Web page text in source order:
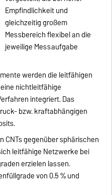
Empfindlichkeit und
gleichzeitig großem
Messbereich flexibel an die
jeweilige Messaufgabe
werden die leitfähigen
nichtleitfähige
integriert. Das
bzw. kraftabhängigen
CNTs gegenüber sphärischen
leitfähige Netzwerke bei
erzielen lassen.
von 0.5 % und